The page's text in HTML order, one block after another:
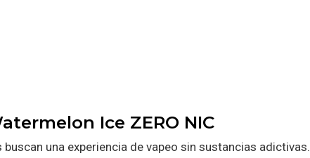
Ice ZERO NIC
una experiencia de vapeo sin sustancias adictivas.